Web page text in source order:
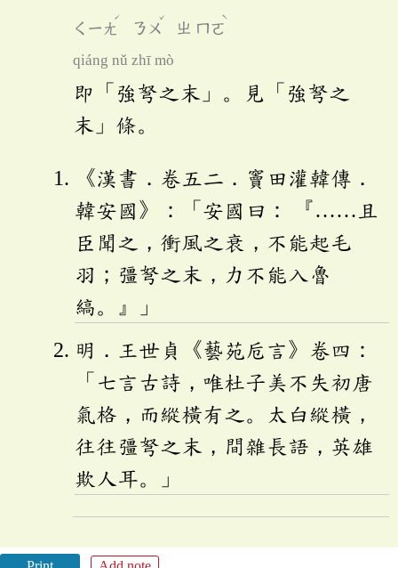
ㄑㄧㄤ
ˊ
ㄋㄨ
ˇ
ㄓ ㄇㄛ
ˋ
qiáng nǔ zhī mò
即「強弩之末」。見「強弩之
末」條。
《漢書．卷五二．竇田灌韓傳．
韓安國》：「安國曰： 『……且
臣聞之，衝風之衰，不能起毛
羽；彊弩之末，力不能入魯
縞。』」
明．王世貞《藝苑卮言》卷四：
「七言古詩，唯杜子美不失初唐
氣格，而縱橫有之。太白縱橫，
往往彊弩之末，間雜長語，英雄
欺人耳。」